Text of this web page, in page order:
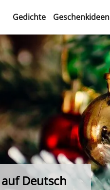
Gedichte Geschenkideen
Deutsch